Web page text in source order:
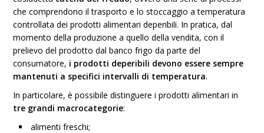
che comprendono il trasporto e lo stoccaggio a temperatura
controllata dei prodotti alimentari deperibili. In pratica, dal
momento della produzione a quello della vendita, con il
prelievo del prodotto dal banco frigo da parte del
consumatore, i prodotti deperibili devono essere sempre
mantenuti a specifici intervalli di temperatura.
In particolare, è possibile distinguere i prodotti alimentari in
tre grandi macrocategorie:
alimenti freschi;